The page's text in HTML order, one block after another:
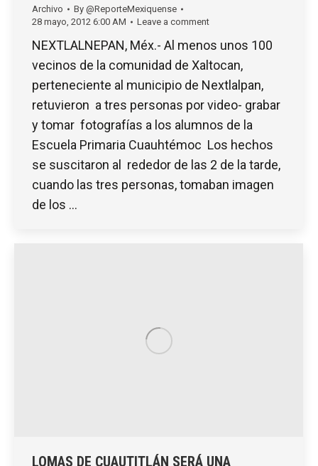
Archivo By @ReporteMexiquense
28 mayo, 2012 6:00 AM
Leave a comment
NEXTLALNEPAN, Méx.- Al menos unos 100
vecinos de la comunidad de Xaltocan,
perteneciente al municipio de Nextlalpan,
retuvieron a tres personas por video- grabar
y tomar fotografías a los alumnos de la
Escuela Primaria Cuauhtémoc Los hechos
se suscitaron al rededor de las 2 de la tarde,
cuando las tres personas, tomaban imagen
de los …
LOMAS DE CUAUTITLÁN SERÁ UNA